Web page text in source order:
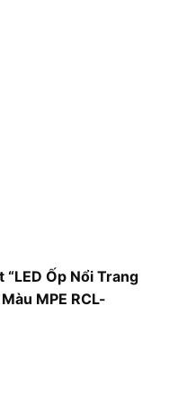
Ốp Nổi Trang
MPE RCL-